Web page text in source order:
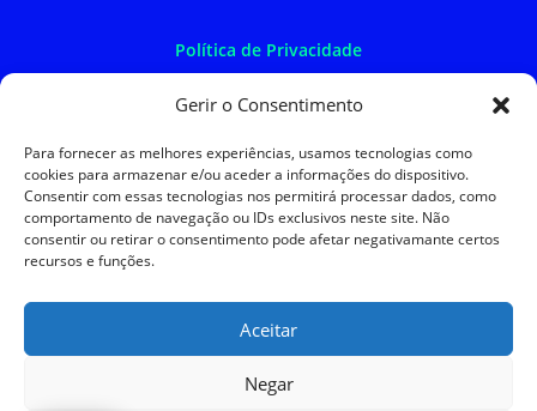
Gerir o Consentimento
Para fornecer as melhores experiências, usamos tecnologias como
cookies para armazenar e/ou aceder a informações do dispositivo.
Consentir com essas tecnologias nos permitirá processar dados, como
comportamento de navegação ou IDs exclusivos neste site. Não
consentir ou retirar o consentimento pode afetar negativamante certos
recursos e funções.
Aceitar
Negar
Política de Privacidade
Política de Devoluções
Termos e Condições
Resolução de Litígios
SKySIGMA